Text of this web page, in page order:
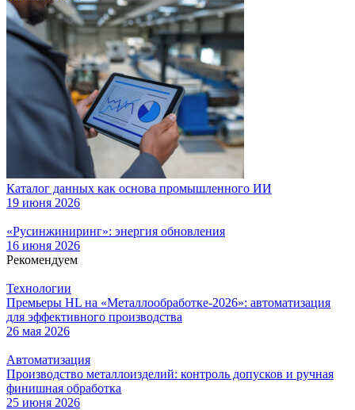
Каталог данных как основа промышленного ИИ
19 июня 2026
«Русинжиниринг»: энергия обновления
16 июня 2026
Рекомендуем
Технологии
Премьеры HL на «Металлообработке-2026»: автоматизация
для эффективного производства
26 мая 2026
Автоматизация
Производство металлоизделий: контроль допусков и ручная
финишная обработка
25 июня 2026